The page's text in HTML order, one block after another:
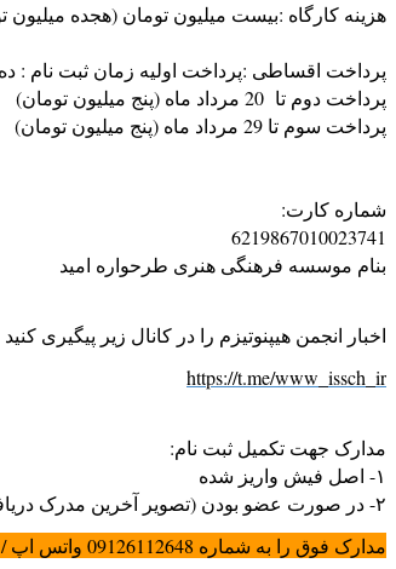
هزینه کارگاه :بیست میلیون تومان (هجده میلیون تومان
پرداخت اقساطی :پرداخت اولیه زمان ثبت نام :
پرداخت دوم تا 20 مرداد ماه (پنج میلیون تومان)
پرداخت سوم تا 29 مرداد ماه (پنج میلیون تومان)
شماره کارت:
6219867010023741
بنام موسسه فرهنگی هنری طرحواره امید
اخبار انجمن هیپنوتیزم را در کانال زیر پیگیری کنید
https://t.me/www_issch_ir
مدارک جهت تکمیل ثبت نام:
۱- اصل فیش واریز شده
۲- در صورت عضو بودن (تصویر آخرین مدرک دریافتی از انجمن)
مدارک فوق را به شماره 09126112648 واتس اپ / بله و یا تلگرام کنید.